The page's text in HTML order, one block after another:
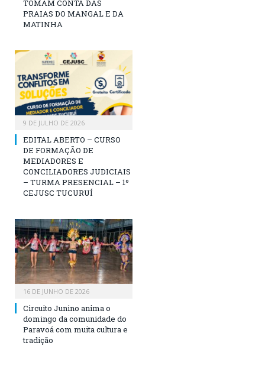
TOMAM CONTA DAS
PRAIAS DO MANGAL E DA
MATINHA
9 DE JULHO DE 2026
EDITAL ABERTO – CURSO
DE FORMAÇÃO DE
MEDIADORES E
CONCILIADORES JUDICIAIS
– TURMA PRESENCIAL – 1º
CEJUSC TUCURUÍ
16 DE JUNHO DE 2026
Circuito Junino anima o
domingo da comunidade do
Paravoá com muita cultura e
tradição